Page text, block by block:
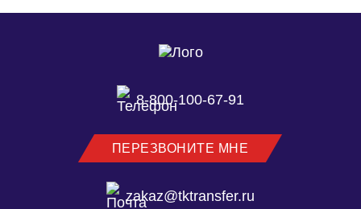
8-800-100-67-91
ПЕРЕЗВОНИТЕ МНЕ
zakaz@tktransfer.ru